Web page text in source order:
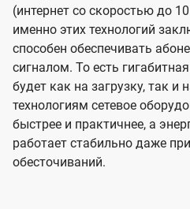
(интернет со скоростью до
именно этих технологий
способен обеспечивать
сигналом. То есть
будет как на загрузку, так и
технологиям сетевое
быстрее и практичнее, а
работает стабильно даже
обесточиваний.